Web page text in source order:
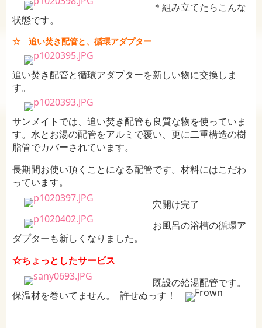
＊組み立てたらこんな
状態です。
☆ 追い焚き配管と、循環アダプター
追い焚き配管と循環アダプターを新しい物に交換しま
す。
サンメイトでは、追い焚き配管も良質な物を使っていま
す。水とお湯の配管をアルミで覆い、更に二重構造の樹
脂管でカバーされています。
長期間お使い頂くことになる配管です。材料にはこだわ
っています。
穴開け完了
お風呂の浴槽の循環ア
ダプターも新しくなりました。
☆ちょっとしたサービス
既設の給湯配管です。
保温材を巻いてません。 許せぬっす！